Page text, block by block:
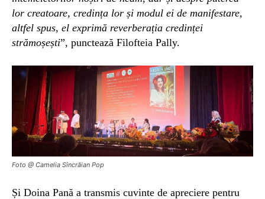
lor creatoare, credința lor și modul ei de manifestare,
altfel spus, el exprimă reverberația credinței
strămoșești”, punctează Filofteia Pally.
Foto @ Camelia Sîncrăian Pop
Și Doina Pană a transmis cuvinte de apreciere pentru